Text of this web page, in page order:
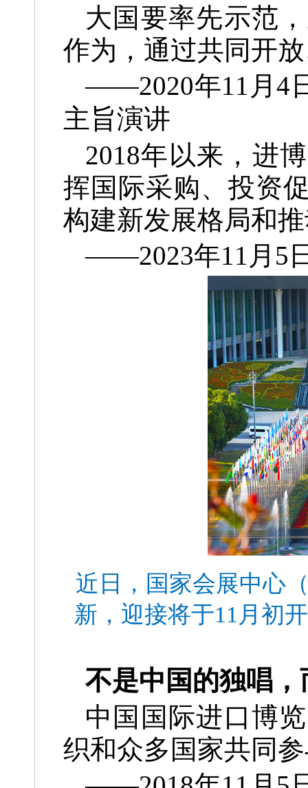
大国要率先示范
作为，通过共同开
——2020年11月4
主旨演讲
2018年以来，进
挥国际采购、投资
构建新发展格局和
——2023年11月5
近日，国家会展中心
新，迎接将于11月初
不是中国的独唱
中国国际进口博
织和众多国家共同